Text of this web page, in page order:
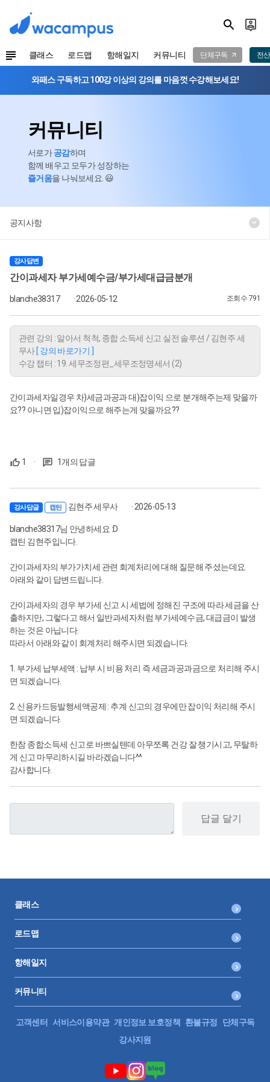
클래스 로드맵 항해일지 커뮤니티 단체구독 전
와패스 구독하고 100강 이상의 강의를 마음껏 수강해보세요!
커뮤니티
서로가공감하며
함께 배우고 모두가 성장하는
즐거움을 나눠보세요. 😃
공지사항
강사답변
간이과세자 부가세예수금/부가세대급금분개
blanche38317 · 2026-05-12 조회수 791
관련 강의 : 알아서 척척, 종합 소득세 신고 실전 솔루션 / 김현주 세
무사 [ 강의 바로가기 ]
수강 챕터 : 19. 세무조정편_세무조정명세서 (2)
간이과세자일경우 차)세금과공과 대)잡이익 으로 분개해주는제 맞을까
요?? 아니면 입)잡이익으로 해주는게 맞을까요??
1 · 1개의 답글
강사답글 캡틴 김현주 세무사 · 2026-05-13
blanche38317님 안녕하세요 :D
캡틴 김현주입니다.
간이과세자의 부가가치세 관련 회계처리에 대해 질문해 주셨는데요.
아래와 같이 답변드립니다.
간이과세자의 경우 부가세 신고 시 세법에 정해진 구조에 따라 세금을 산
출하지만, 그렇다고 해서 일반과세자처럼 부가세예수금, 대급금이 발생
하는 것은 아닙니다.
따라서 아래와 같이 회계처리 해주시면 되겠습니다.
1. 부가세 납부세액 : 납부 시 비용 처리 즉 세금과공과금으로 처리해 주시
면 되겠습니다.
2. 신용카드등발행세액공제 : 추계 신고의 경우에만 잡이익 처리해 주시
면 되겠습니다.
한참 종합소득세 신고로 바쁘실텐데 아무쪼록 건강 잘 챙기시고, 무탈하
게 신고 마무리하시길 바라겠습니다^^
감사합니다.
답글 달기
클래스
로드맵
항해일지
커뮤니티
고객센터 서비스이용약관 개인정보 보호정책 환불규정
단체구독
강사지원